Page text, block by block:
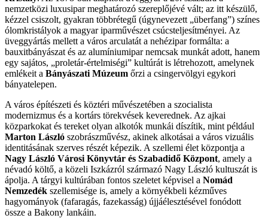
nemzetközi luxusipar meghatározó szereplőjévé vált; az itt készülő,
kézzel csiszolt, gyakran többrétegű (úgynevezett „überfang”) színes
ólomkristályok a magyar iparművészet csúcsteljesítményei. Az
üveggyártás mellett a város arculatát a nehézipar formálta: a
bauxitbányászat és az alumíniumipar nemcsak munkát adott, hanem
egy sajátos, „proletár-értelmiségi” kultúrát is létrehozott, amelynek
emlékeit a Bányászati Múzeum őrzi a csingervölgyi egykori
bányatelepen.
A város építészeti és köztéri művészetében a szocialista
modernizmus és a kortárs törekvések keverednek. Az ajkai
közparkokat és tereket olyan alkotók munkái díszítik, mint például
Marton László szobrászművész, akinek alkotásai a város vizuális
identitásának szerves részét képezik. A szellemi élet központja a
Nagy László Városi Könyvtár és Szabadidő Központ, amely a
névadó költő, a közeli Iszkázról származó Nagy László kultuszát is
ápolja. A tárgyi kultúrában fontos szeletet képvisel a Nomád
Nemzedék szellemisége is, amely a környékbeli kézműves
hagyományok (fafaragás, fazekasság) újjáélesztésével fonódott
össze a Bakony lankáin.